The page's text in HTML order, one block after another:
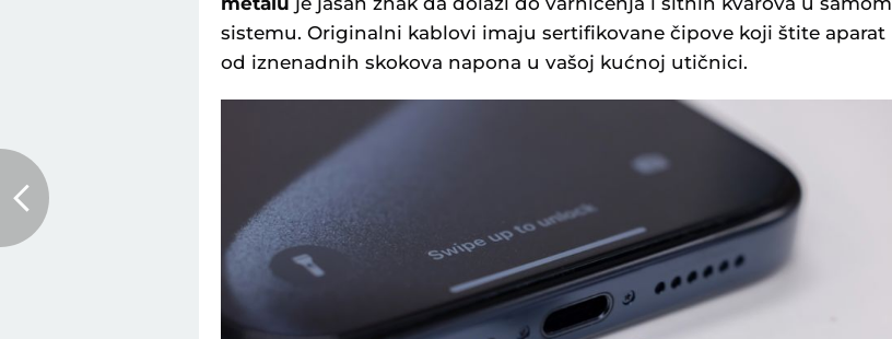
sistemu. Originalni kablovi imaju sertifikovane čipove koji štite aparat
od iznenadnih skokova napona u vašoj kućnoj utičnici.